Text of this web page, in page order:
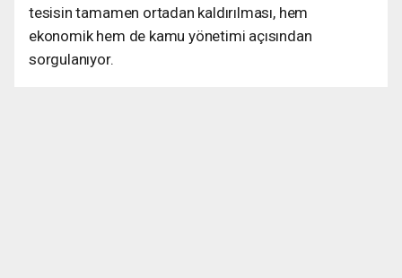
tesisin tamamen ortadan kaldırılması, hem
ekonomik hem de kamu yönetimi açısından
sorgulanıyor.